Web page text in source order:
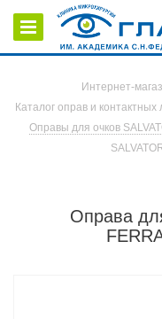
Интернет-
Каталог оправ и контактных
Оправы для очков
Оправа